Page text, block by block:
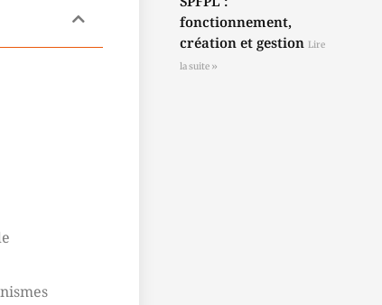
fonctionnement,
création et gestionLire
la suite »